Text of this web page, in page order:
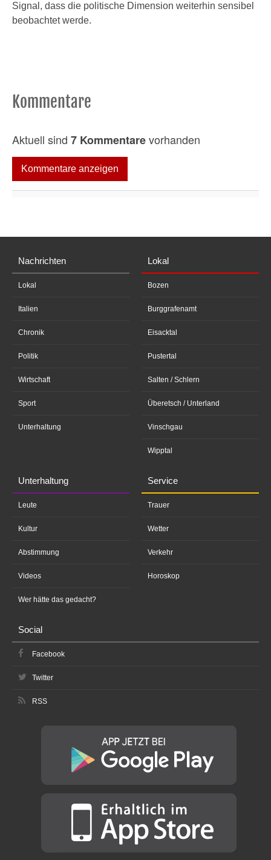
Signal, dass die politische Dimension weiterhin sensibel
beobachtet werde.
Kommentare
Aktuell sind 7 Kommentarevorhanden
Kommentare anzeigen
Nachrichten
Lokal
Italien
Chronik
Politik
Wirtschaft
Sport
Unterhaltung
Lokal
Bozen
Burggrafenamt
Eisacktal
Pustertal
Salten / Schlern
Überetsch / Unterland
Vinschgau
Wipptal
Unterhaltung
Leute
Kultur
Abstimmung
Videos
Wer hätte das gedacht?
Service
Trauer
Wetter
Verkehr
Horoskop
Social
Facebook
Twitter
RSS